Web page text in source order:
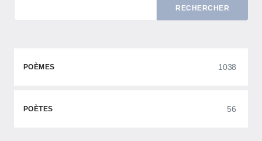
RECHERCHER
POÈMES 1038
POÈTES 56